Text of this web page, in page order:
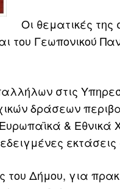
Οι θεματικές
του Γεωπονικού
στις
δράσεων
& Εθνικά
εκτάσεις
Δήμου, για